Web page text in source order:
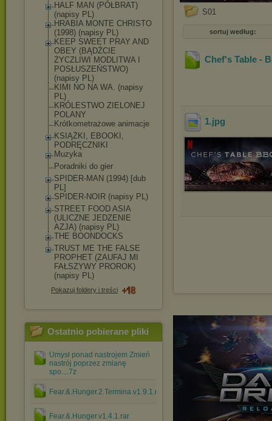
HALF MAN (PÓŁBRAT)
(napisy PL)
HRABIA MONTE CHRISTO
(1998) (napisy PL)
KEEP SWEET PRAY AND
OBEY (BĄDŹCIE
ŻYCZLIWI MODLITWA I
POSŁUSZEŃSTWO)
(napisy PL)
KIMI NO NA WA. (napisy
PL)
KRÓLESTWO ZIELONEJ
POLANY
Krótkometrażowe animacje
KSIĄŻKI, EBOOKI,
PODRĘCZNIKI
Muzyka
Poradniki do gier
SPIDER-MAN (1994) [dub
PL]
SPIDER-NOIR (napisy PL)
STREET FOOD ASIA
(ULICZNE JEDZENIE
AZJA) (napisy PL)
THE BOONDOCKS
TRUST ME THE FALSE
PROPHET (ZAUFAJ MI
FAŁSZYWY PROROK)
(napisy PL)
Pokazuj foldery i treści
Ostatnio pobierane pliki
Umysł ponad nastrojem Zmień
nastrój poprzez zmianę
spo....7z
Fear.&.Hunger.2.Termina.v1.9.1.rar
Fear.&.Hunger.v1.4.1.rar
S01
sortuj według:
Chef's Table -
1.jpg